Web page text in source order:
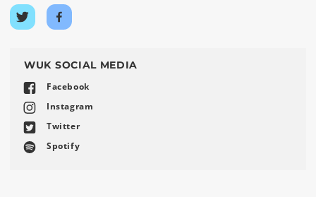
Auf
Twitter
Auf
Facebook
WUK SOCIAL MEDIA
Facebook
Instagram
Twitter
Spotify